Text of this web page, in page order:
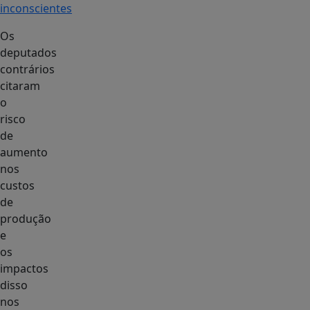
inconscientes
Os
deputados
contrários
citaram
o
risco
de
aumento
nos
custos
de
produção
e
os
impactos
disso
nos